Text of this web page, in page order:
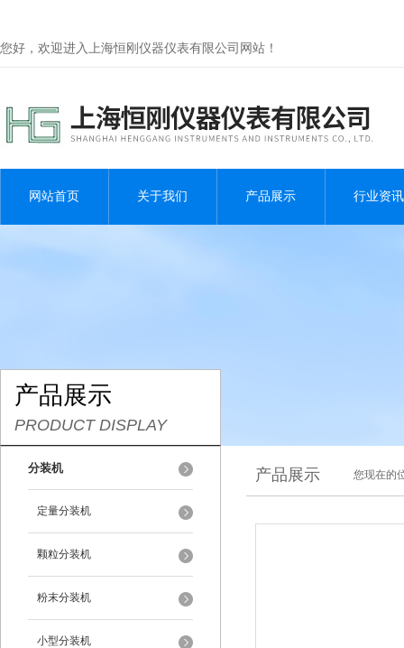
您好，欢迎进入上海恒刚仪器仪表有限公司网站！
网站首页 关于我们 产品展示 行业资讯
产品展示
PRODUCT DISPLAY
分装机
定量分装机
颗粒分装机
粉末分装机
小型分装机
产品展示 您现在的